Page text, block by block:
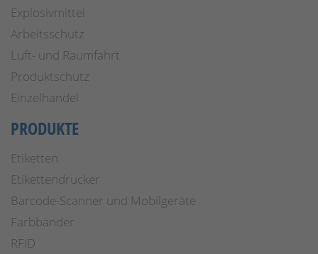
Explosivmittel
Arbeitsschutz
Luft- und Raumfahrt
Produktschutz
Einzelhandel
PRODUKTE
Etiketten
Etikettendrucker
Barcode-Scanner und Mobilgeräte
Farbbänder
RFID